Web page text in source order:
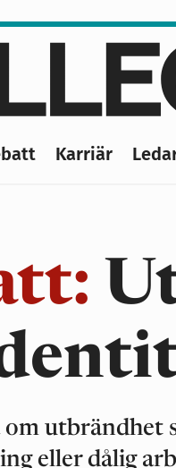
Karriär
utbrändhet
eller dålig